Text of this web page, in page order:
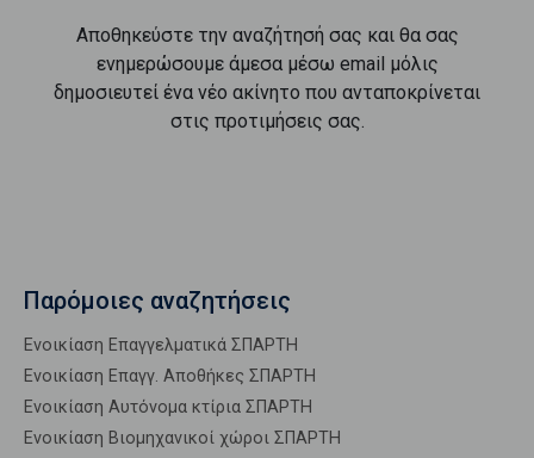
Αποθηκεύστε την αναζήτησή σας και θα σας
ενημερώσουμε άμεσα μέσω email μόλις
δημοσιευτεί ένα νέο ακίνητο που ανταποκρίνεται
στις προτιμήσεις σας.
Παρόμοιες αναζητήσεις
Ενοικίαση Επαγγελματικά ΣΠΑΡΤΗ
Ενοικίαση Επαγγ. Αποθήκες ΣΠΑΡΤΗ
Ενοικίαση Αυτόνομα κτίρια ΣΠΑΡΤΗ
Ενοικίαση Βιομηχανικοί χώροι ΣΠΑΡΤΗ